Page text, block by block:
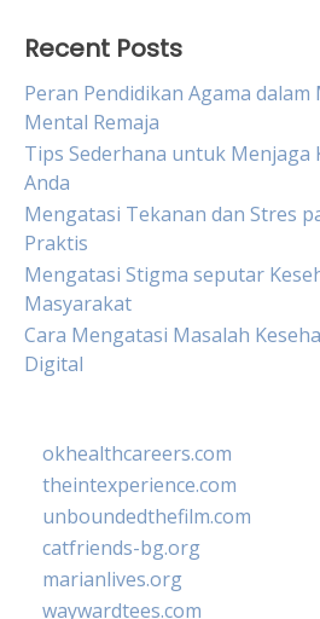
Recent Posts
Peran Pendidikan Agama
Mental Remaja
Tips Sederhana untuk Menjaga
Anda
Mengatasi Tekanan dan Stres
Praktis
Mengatasi Stigma seputar
Masyarakat
Cara Mengatasi Masalah
Digital
okhealthcareers.com
theintexperience.com
unboundedthefilm.com
catfriends-bg.org
marianlives.org
waywardtees.com